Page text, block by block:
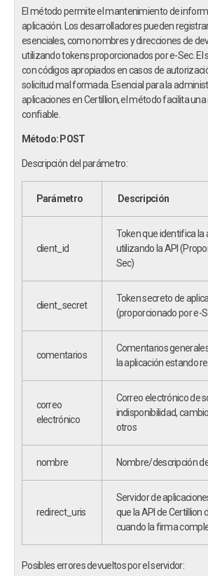
El método permite el mantenimiento de
aplicación. Los desarrolladores pueden
esenciales, como nombres y direcciones de
utilizando tokens proporcionados por e-Sec. El
con códigos apropiados en casos de
solicitud mal formada. Esencial para la
aplicaciones en Certillion, el método facilita
confiable.
Método: POST
Descripción del parámetro:
Parámetro Descripción
client_id
Token que identifica la
utilizando la API
Sec)
client_secret
Token secreto de
(proporcionado por e-
comentarios
Comentarios
la aplicación estando
correo
electrónico
Correo electrónico de
indisponibilidad,
otros
nombre Nombre/descripción
redirect_uris
Servidor de
que la API de Certillion
cuando la firma
Posibles errores devueltos por el servidor: